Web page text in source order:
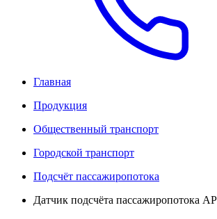
Главная
Продукция
Общественный транспорт
Городской транспорт
Подсчёт пассажиропотока
Датчик подсчёта пассажиропотока